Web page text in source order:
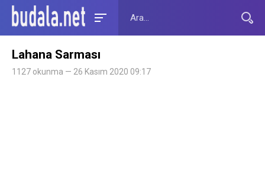
Lahana Sarması
1127 okunma — 26 Kasım 2020 09:17